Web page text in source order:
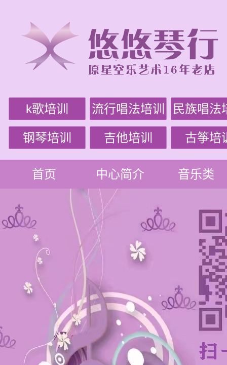
k歌培训 流行唱法培训 民族唱法
钢琴培训 吉他培训 古筝培
首页 中心简介 音乐类